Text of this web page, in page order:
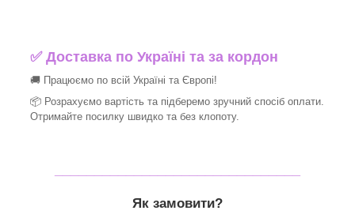
✅Доставка по Україні та за кордон
🚚 Працюємо по всій Україні та Європі!
📦 Розрахуємо вартість та підберемо зручний спосіб оплати.
Отримайте посилку швидко та без клопоту.
Як замовити?